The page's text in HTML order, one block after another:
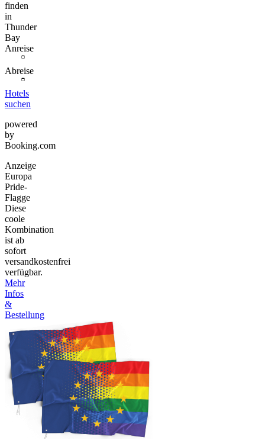
finden
in
Thunder
Bay
Anreise
Abreise
Hotels
suchen
powered
by
Booking.com
Anzeige
Europa
Pride-
Flagge
Diese
coole
Kombination
ist ab
sofort
versandkostenfrei
verfügbar.
Mehr
Infos
&
Bestellung